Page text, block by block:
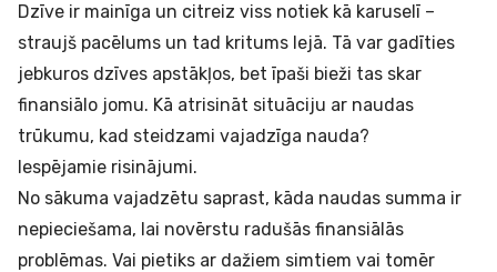
Dzīve ir mainīga un citreiz viss notiek kā karuselī –
straujš pacēlums un tad kritums lejā. Tā var gadīties
jebkuros dzīves apstākļos, bet īpaši bieži tas skar
finansiālo jomu. Kā atrisināt situāciju ar naudas
trūkumu, kad steidzami vajadzīga nauda?
Iespējamie risinājumi.
No sākuma vajadzētu saprast, kāda naudas summa ir
nepieciešama, lai novērstu radušās finansiālās
problēmas. Vai pietiks ar dažiem simtiem vai tomēr